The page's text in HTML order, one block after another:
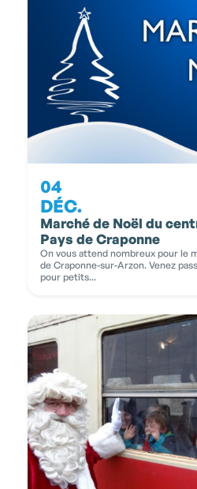
04
DÉC.
Marché de Noël du
Pays de Craponne
On vous attend nombreux pour le
de Craponne-sur-Arzon. Venez
pour petits...